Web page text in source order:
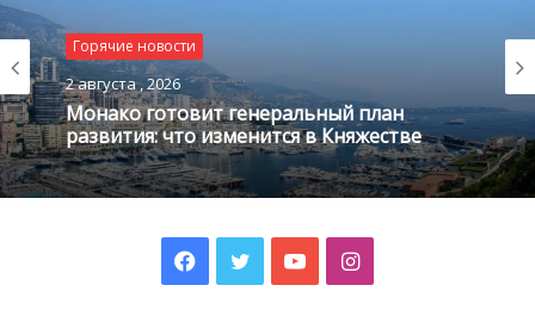
получит денежный приз в размере 15 000 евро, были
выдвинуты такие авторы, как Анни Эрно (Annie Ernaux),
Мишель Трамбле (Michel Tremblay) и Маурицио Серра
(Maurizio Serra). Все отобранные произведения войдут в
программу Марафона чтения, стартующего 21 июня.
Победители в обеих категориях будут объявлены 5
Горячие новости
2 августа , 2026
Монако готовит генеральный план
развития: что изменится в Княжестве
Facebook
TwitterYouTubeInstagram